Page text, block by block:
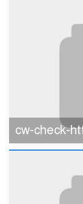
cw-check-